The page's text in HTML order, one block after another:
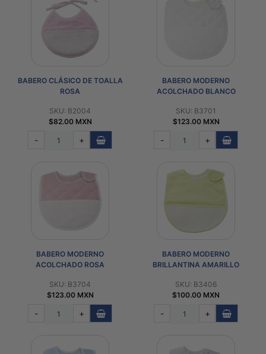
BABERO CLÁSICO DE TOALLA
ROSA
SKU: B2004
$82.00 MXN
- +
BABERO MODERNO
ACOLCHADO BLANCO
SKU: B3701
$123.00 MXN
- +
BABERO MODERNO
ACOLCHADO ROSA
SKU: B3704
$123.00 MXN
- +
BABERO MODERNO
BRILLANTINA AMARILLO
SKU: B3406
$100.00 MXN
- +